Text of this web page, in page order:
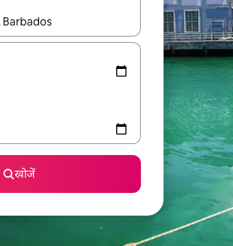
अप और डाउन 'ऐरो की' का इस्तेमाल करके नेविगेट करें या टच या
खोजें